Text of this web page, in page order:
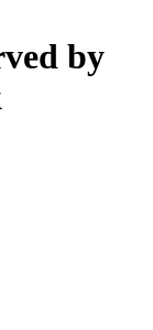
by